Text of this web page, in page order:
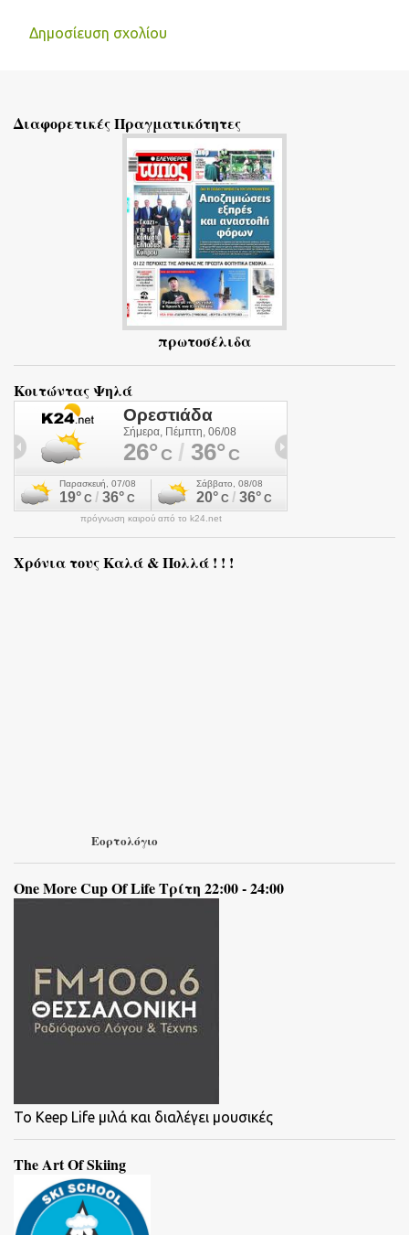
λ
Δημοσίευση σχολίου
Διαφορετικές Πραγματικότητες
πρωτοσέλιδα
Κοιτώντας Ψηλά
πρόγνωση καιρού από το k24.net
Χρόνια τους Καλά & Πολλά ! ! !
Εορτολόγιο
One More Cup Of Life Τρίτη 22:00 - 24:00
To Keep Life μιλά και διαλέγει μουσικές
The Art Of Skiing